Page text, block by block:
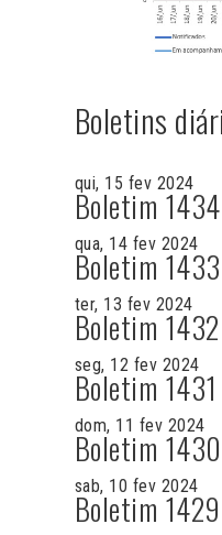
Boletins
qui, 15 fev 2024
Boletim
qua, 14 fev 2024
Boletim
ter, 13 fev 2024
Boletim
seg, 12 fev 2024
Boletim
dom, 11 fev 2024
Boletim
sab, 10 fev 2024
Boletim